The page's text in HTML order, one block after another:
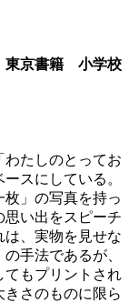
東京書籍 小学校
たしのとってお
スにしている。
」の写真を持っ
い出をスピーチ
、実物を見せな
手法であるが、
てもプリントされ
さのものに限ら